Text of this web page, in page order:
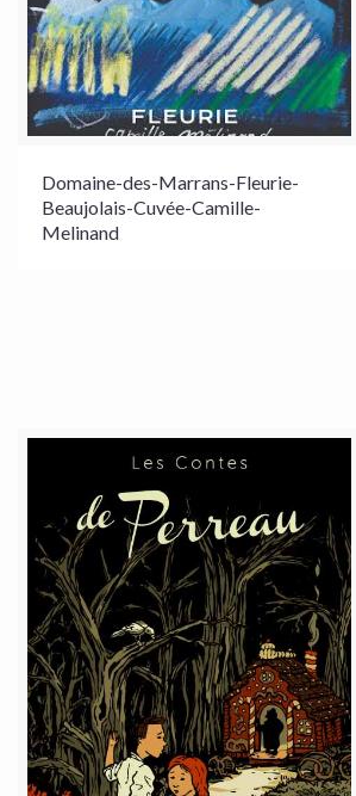
Domaine-des-Marrans-Fleurie-
Beaujolais-Cuvée-Camille-
Melinand